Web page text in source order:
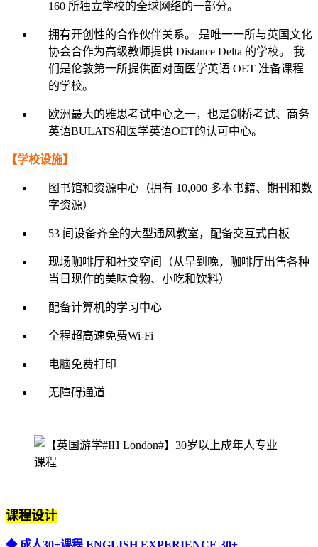
160 所独立学校的全球网络的一部分。
拥有开创性的合作伙伴关系。 是唯一一所与英国文化
协会合作为高级教师提供 Distance Delta 的学校。 我
们是伦敦第一所提供面对面医学英语 OET 准备课程
的学校。
欧洲最大的雅思考试中心之一，也是剑桥考试、商务
英语BULATS和医学英语OET的认可中心。
【学校设施】
图书馆和资源中心（拥有 10,000 多本书籍、期刊和数
字资源）
53 间设备齐全的大型通风教室，配备交互式白板
现场咖啡厅和社交空间（从早到晚，咖啡厅出售各种
当日现作的美味食物、小吃和饮料）
配备计算机的学习中心
全程超高速免费Wi-Fi
电脑免费打印
无障碍通道
课程设计
◆ 成人30+课程 ENGLISH EXPERIENCE 30+